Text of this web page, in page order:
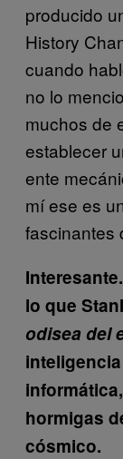
producido
History
cuando
no lo
muchos de
establecer
ente
mí ese es
fascinantes
lo que
odisea del
hormigas
cósmico.